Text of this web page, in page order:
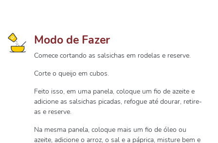
Modo de Fazer
Comece cortando as salsichas em rodelas e reserve.
Corte o queijo em cubos.
Feito isso, em uma panela, coloque um fio de azeite e
adicione as salsichas picadas, refogue até dourar, retire-
as e reserve.
Na mesma panela, coloque mais um fio de óleo ou
azeite, adicione o arroz, o sal e a páprica, misture bem e